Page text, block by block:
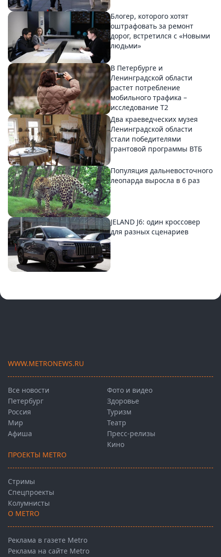
Блогер, которого хотят
оштрафовать за ремонт
дорог, встретился с «Новыми
людьми»
В Петербурге и
Ленинградской области
растет потребление
мобильного трафика –
исследование T2
Два краеведческих музея
Ленинградской области
стали победителями
грантовой программы ВТБ
Популяция дальневосточного
леопарда выросла в 6 раз
JELAND J6: один кроссовер
для разных сценариев
WWW.METRONEWS.RU
Все новости
Петербург
Россия
Мир
Афиша
Фото и видео
Здоровье
Туризм
Театр
Пресс-релизы
Кино
ПРОЕКТЫ METRO
Стримы
Спецпроекты
Колумнисты
О METRO
Реклама в газете Metro
Реклама на сайте Metro